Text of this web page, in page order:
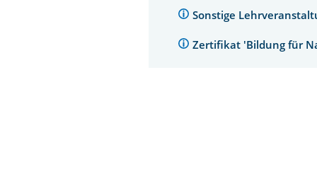
Sonstige
Zertifikat 'Bildung für